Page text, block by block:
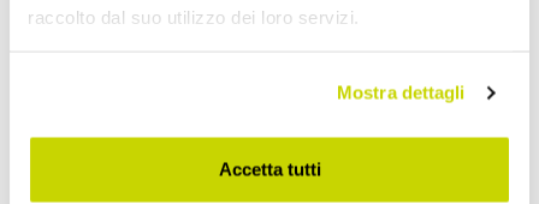
raccolto dal suo utilizzo dei loro servizi.
Mostra dettagli
Accetta tutti
Approfittane subito!